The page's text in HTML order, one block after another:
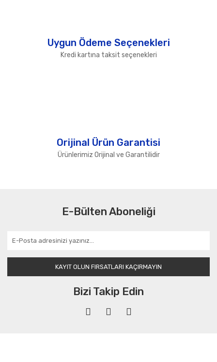
Uygun Ödeme Seçenekleri
Kredi kartına taksit seçenekleri
Orijinal Ürün Garantisi
Ürünlerimiz Orijinal ve Garantilidir
E-Bülten Aboneliği
KAYIT OLUN FIRSATLARI KAÇIRMAYIN
Bizi Takip Edin